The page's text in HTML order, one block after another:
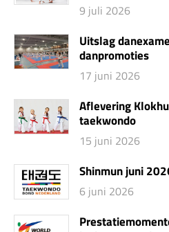
9 juli 2026
Uitslag
danpromoties
17 juni 2026
Aflevering
taekwondo
15 juni 2026
Shinmun juni
6 juni 2026